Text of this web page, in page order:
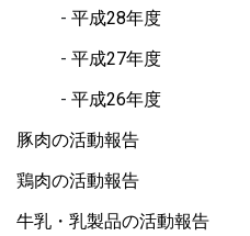
平成28年度
平成27年度
平成26年度
豚肉の活動報告
鶏肉の活動報告
牛乳・乳製品の活動報告